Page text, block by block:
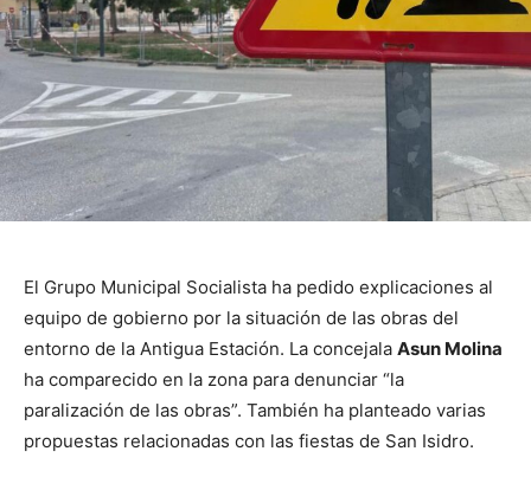
El Grupo Municipal Socialista ha pedido explicaciones al
equipo de gobierno por la situación de las obras del
entorno de la Antigua Estación. La concejala Asun Molina
ha comparecido en la zona para denunciar “la
paralización de las obras”. También ha planteado varias
propuestas relacionadas con las fiestas de San Isidro.